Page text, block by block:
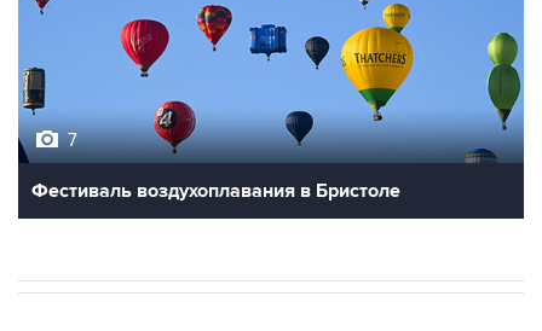
7
Фестиваль воздухоплавания в Бристоле